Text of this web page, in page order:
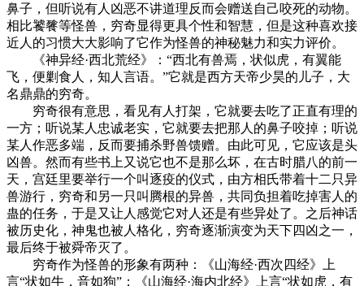
鼻子，但听说有人凶恶不讲道理反而会赠送自己咬死的动物。
相比饕餮等怪兽，穷奇显得更具个性和智慧，但是这种喜欢接
近人的习惯大大影响了它作为怪兽的神秘魅力和实力评价。
《神异经·西北荒经》：“西北有兽焉，状似虎，有翼能
飞，便剿食人，知人言语。”它就是西方天帝少昊的儿子，大
名鼎鼎的穷奇。
穷奇很有意思，看见有人打架，它就要去吃了正直有理的
一方；听说某人忠诚老实，它就要去把那人的鼻子咬掉；听说
某人作恶多端，反而要捕杀野兽馈赠。由此可见，它应该是头
凶兽。然而有些书上又说它也不是那么坏，在古时腊八的前一
天，宫廷里要举行一个叫逐疫的仪式，由方相氏带着十二只异
兽游行，穷奇和另一只叫腾根的异兽，共同负担着吃掉害人的
蛊的任务，于是又让人感觉它对人还是有些异处了。之后神话
被历史化，神鬼也被人格化，穷奇逐渐演变为天下四凶之一，
最后终于被舜帝灭了。
穷奇作为怪兽的形象有两种：《山海经·西次四经》上
言“状如牛，音如狗”；《山海经·海内北经》上言“状如虎，有